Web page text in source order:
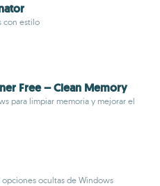
con estilo
Free – Clean Memory
para limpiar memoria y mejorar el
ocultas de Windows